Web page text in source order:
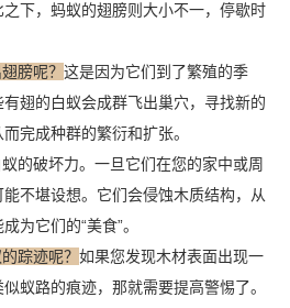
下，蚂蚁的翅膀则大小不一，停歇时
膀呢？ 这是因为它们到了繁殖的季
翅的白蚁会成群飞出巢穴，寻找新的
完成种群的繁衍和扩张。
的破坏力。一旦它们在您的家中或周
不堪设想。它们会侵蚀木质结构，从
为它们的“美食”。
踪迹呢？ 如果您发现木材表面出现一
蚁路的痕迹，那就需要提高警惕了。